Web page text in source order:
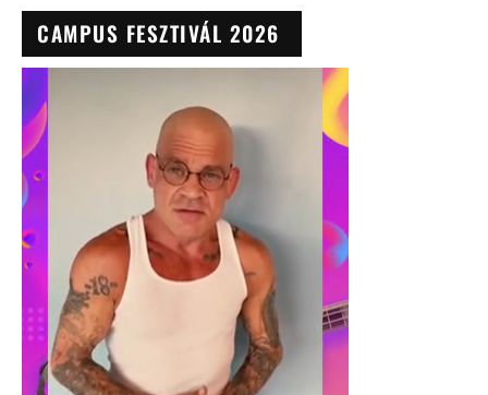
CAMPUS FESZTIVÁL 2026